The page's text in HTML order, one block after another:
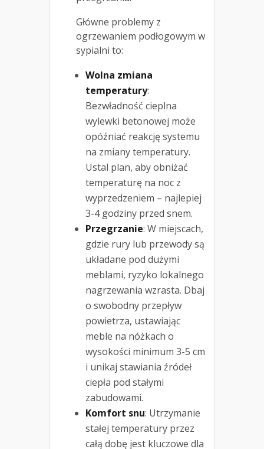
Główne problemy z
ogrzewaniem podłogowym w
sypialni to:
Wolna zmiana
temperatury:
Bezwładność cieplna
wylewki betonowej może
opóźniać reakcję systemu
na zmiany temperatury.
Ustal plan, aby obniżać
temperaturę na noc z
wyprzedzeniem – najlepiej
3-4 godziny przed snem.
Przegrzanie: W miejscach,
gdzie rury lub przewody są
układane pod dużymi
meblami, ryzyko lokalnego
nagrzewania wzrasta. Dbaj
o swobodny przepływ
powietrza, ustawiając
meble na nóżkach o
wysokości minimum 3-5 cm
i unikaj stawiania źródeł
ciepła pod stałymi
zabudowami.
Komfort snu: Utrzymanie
stałej temperatury przez
całą dobę jest kluczowe dla